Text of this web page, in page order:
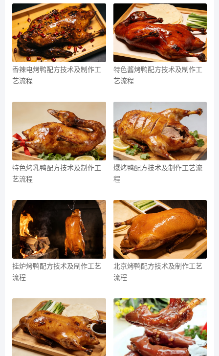
香辣电烤鸭配方技术及制作工
艺流程
特色酱烤鸭配方技术及制作工
艺流程
特色烤乳鸭配方技术及制作工
艺流程
爆烤鸭配方技术及制作工艺流
程
挂炉烤鸭配方技术及制作工艺
流程
北京烤鸭配方技术及制作工艺
流程